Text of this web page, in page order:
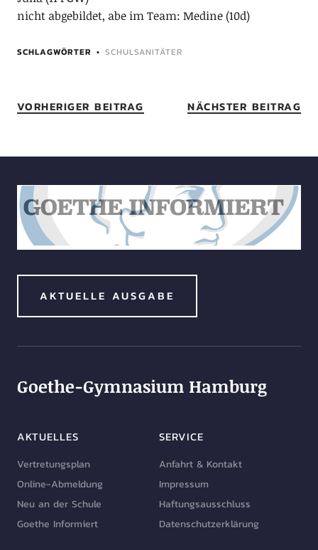
nicht abgebildet, abe im Team: Medine (10d)
SCHLAGWÖRTER SCHULSANITÄTER
VORHERIGER BEITRAG NÄCHSTER BEITRAG
AKTUELLE AUSGABE
Goethe-Gymnasium Hamburg
AKTUELLES
Vertretungsplan
Online-Abmeldung
Neu an der Schule
Goethe Informiert
SERVICE
Anfahrt & Kontakt
Impressum
Haftungsausschluss
Datenschutzerklärung